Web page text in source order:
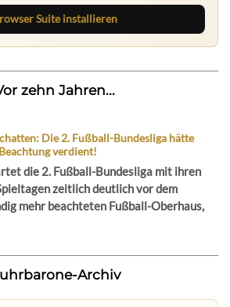
Suite installieren
zehn Jahren...
Die 2. Fußball-Bundesliga hätte
verdient!
die 2. Fußball-Bundesliga mit ihren
zeitlich deutlich vor dem
mehr beachteten Fußball-Oberhaus,
Archiv